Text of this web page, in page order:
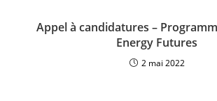
Appel à candidatures –
Energy Futures
2 mai 2022